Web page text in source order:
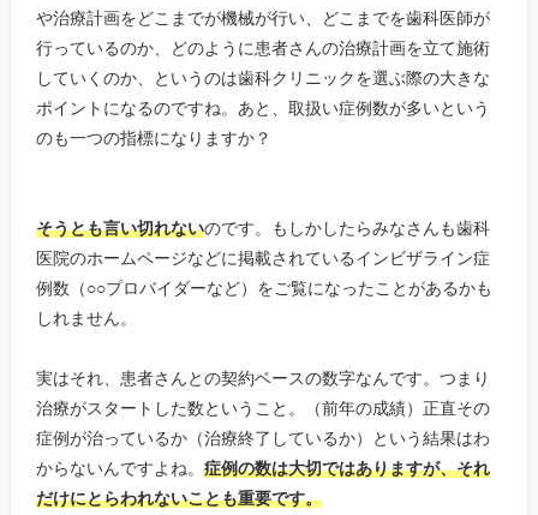
や治療計画をどこまでが機械が行い、どこまでを歯科医師が
行っているのか、どのように患者さんの治療計画を立て施術
していくのか、というのは歯科クリニックを選ぶ際の大きな
ポイントになるのですね。あと、取扱い症例数が多いという
のも一つの指標になりますか？
そうとも言い切れないのです。もしかしたらみなさんも歯科
医院のホームページなどに掲載されているインビザライン症
例数（○○プロバイダーなど）をご覧になったことがあるかも
しれません。
実はそれ、患者さんとの契約ベースの数字なんです。つまり
治療がスタートした数ということ。（前年の成績）正直その
症例が治っているか（治療終了しているか）という結果はわ
からないんですよね。 症例の数は大切ではありますが、それ
だけにとらわれないことも重要です。